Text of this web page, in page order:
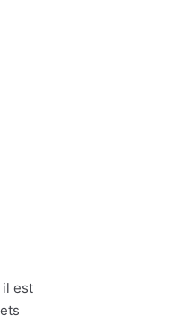
il est